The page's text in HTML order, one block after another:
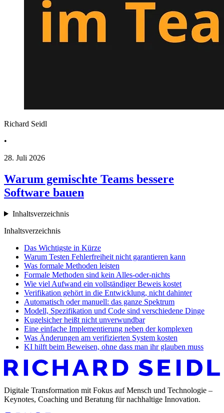
Richard Seidl
•
28. Juli 2026
Warum gemischte Teams bessere
Software bauen
Inhaltsverzeichnis
Inhaltsverzeichnis
Das Wichtigste in Kürze
Warum Testen Fehlerfreiheit nicht garantieren kann
Was formale Methoden leisten
Formale Methoden sind kein Alles-oder-nichts
Wie viel Aufwand ein vollständiger Beweis kostet
Verifikation gehört in die Entwicklung, nicht dahinter
Automatisch oder manuell: das ganze Spektrum
Modell, Spezifikation und Code sind verschiedene Dinge
Kugelsicher heißt nicht unverwundbar
Eine einfache Implementierung neben der komplexen
Was Änderungen am verifizierten System kosten
KI hilft beim Beweisen, ohne dass man ihr glauben muss
Digitale Transformation mit Fokus auf Mensch und Technologie –
Keynotes, Coaching und Beratung für nachhaltige Innovation.